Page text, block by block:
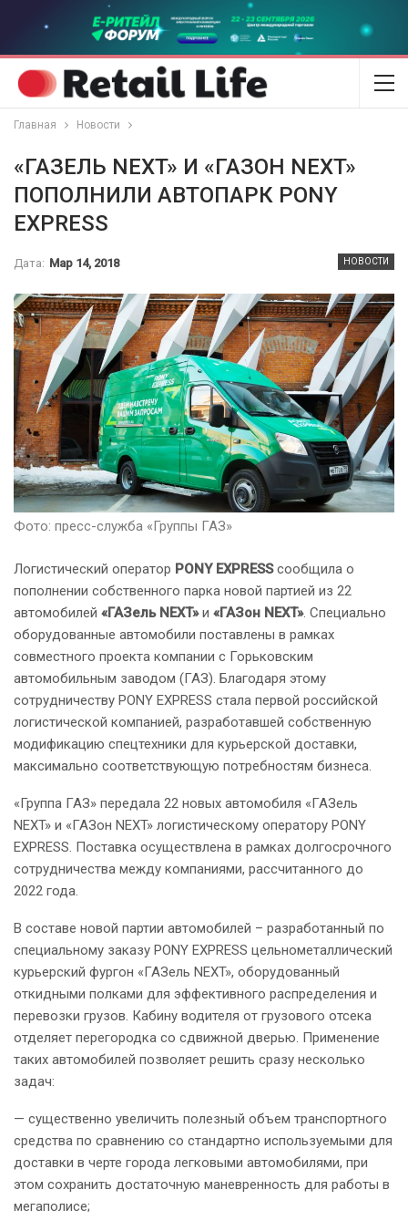
Главная Новости
«ГАЗЕЛЬ NEXT» И «ГАЗОН NEXT»
ПОПОЛНИЛИ АВТОПАРК PONY
EXPRESS
НОВОСТИ
Дата: Мар 14, 2018
Фото: пресс-служба «Группы ГАЗ»
Логистический оператор PONY EXPRESSсообщила о
пополнении собственного парка новой партией из 22
автомобилей «ГАЗель NEXT»и «ГАЗон NEXT». Специально
оборудованные автомобили поставлены в рамках
совместного проекта компании с Горьковским
автомобильным заводом (ГАЗ). Благодаря этому
сотрудничеству PONY EXPRESS стала первой российской
логистической компанией, разработавшей собственную
модификацию спецтехники для курьерской доставки,
максимально соответствующую потребностям бизнеса.
«Группа ГАЗ» передала 22 новых автомобиля «ГАЗель
NEXT» и «ГАЗон NEXT» логистическому оператору PONY
EXPRESS. Поставка осуществлена в рамках долгосрочного
сотрудничества между компаниями, рассчитанного до
2022 года.
В составе новой партии автомобилей – разработанный по
специальному заказу PONY EXPRESS цельнометаллический
курьерский фургон «ГАЗель NEXT», оборудованный
откидными полками для эффективного распределения и
перевозки грузов. Кабину водителя от грузового отсека
отделяет перегородка со сдвижной дверью. Применение
таких автомобилей позволяет решить сразу несколько
задач:
— существенно увеличить полезный объем транспортного
средства по сравнению со стандартно используемыми для
доставки в черте города легковыми автомобилями, при
этом сохранить достаточную маневренность для работы в
мегаполисе;